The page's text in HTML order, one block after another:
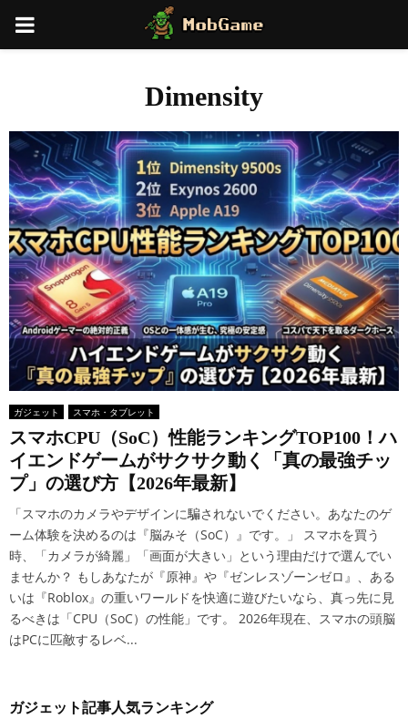
PRIMARY
Dimensity
ガジェット スマホ・タブレット
スマホCPU（SoC）性能ランキングTOP100！ハ
イエンドゲームがサクサク動く「真の最強チッ
プ」の選び方【2026年最新】
「スマホのカメラやデザインに騙されないでください。あなたのゲ
ーム体験を決めるのは『脳みそ（SoC）』です。」 スマホを買う
時、「カメラが綺麗」「画面が大きい」という理由だけで選んでい
ませんか？ もしあなたが『原神』や『ゼンレスゾーンゼロ』、ある
いは『Roblox』の重いワールドを快適に遊びたいなら、真っ先に見
るべきは「CPU（SoC）の性能」です。 2026年現在、スマホの頭脳
はPCに匹敵するレベ...
ガジェット記事人気ランキング